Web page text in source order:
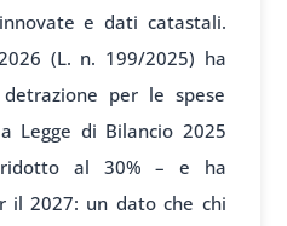
e dati catastali.
(L. n. 199/2025) ha
per le spese
Legge di Bilancio 2025
ridotto al 30% – e ha
il 2027: un dato che chi